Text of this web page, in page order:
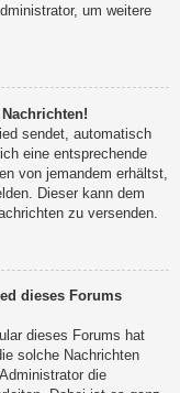
um weitere
sendet, automatisch
eine entsprechende
von jemandem erhältst,
Dieser kann dem
zu versenden.
dieses Forums
dieses Forums hat
solche Nachrichten
die